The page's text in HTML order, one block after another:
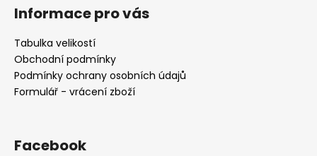
Informace pro vás
Tabulka velikostí
Obchodní podmínky
Podmínky ochrany osobních údajů
Formulář - vrácení zboží
Facebook